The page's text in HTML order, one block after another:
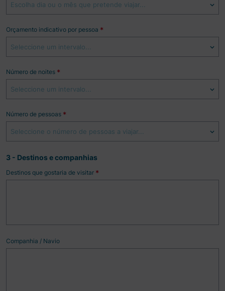
Escolha dia ou o mês que pretende viajar...
Orçamento indicativo por pessoa *
Seleccione um intervalo...
Número de noites *
Seleccione um intervalo...
Número de pessoas *
Seleccione o número de pessoas a viajar...
3 - Destinos e companhias
Destinos que gostaria de visitar *
Companhia / Navio